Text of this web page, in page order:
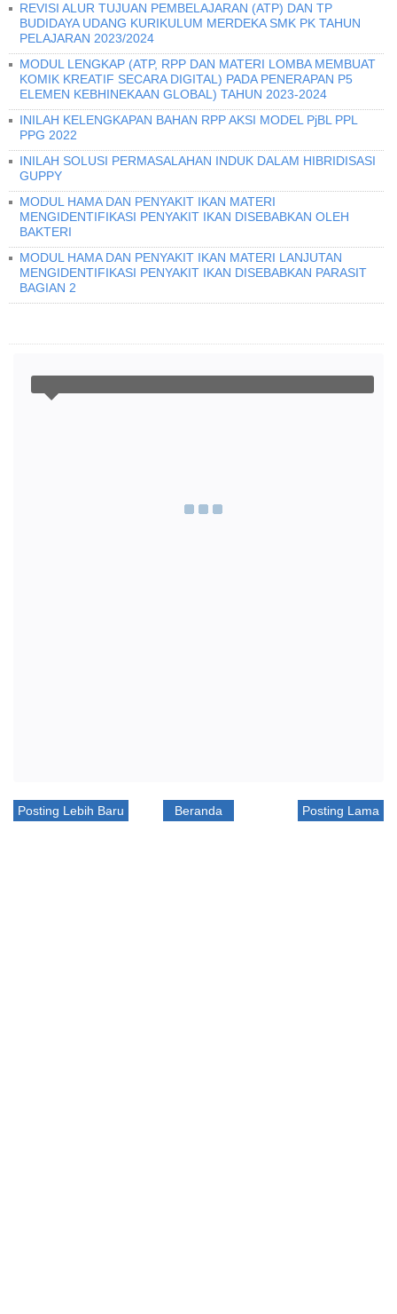
REVISI ALUR TUJUAN PEMBELAJARAN (ATP) DAN TP
BUDIDAYA UDANG KURIKULUM MERDEKA SMK PK TAHUN
PELAJARAN 2023/2024
MODUL LENGKAP (ATP, RPP DAN MATERI LOMBA MEMBUAT
KOMIK KREATIF SECARA DIGITAL) PADA PENERAPAN P5
ELEMEN KEBHINEKAAN GLOBAL) TAHUN 2023-2024
INILAH KELENGKAPAN BAHAN RPP AKSI MODEL PjBL PPL
PPG 2022
INILAH SOLUSI PERMASALAHAN INDUK DALAM HIBRIDISASI
GUPPY
MODUL HAMA DAN PENYAKIT IKAN MATERI
MENGIDENTIFIKASI PENYAKIT IKAN DISEBABKAN OLEH
BAKTERI
MODUL HAMA DAN PENYAKIT IKAN MATERI LANJUTAN
MENGIDENTIFIKASI PENYAKIT IKAN DISEBABKAN PARASIT
BAGIAN 2
Posting Lebih Baru Posting Lama
Beranda